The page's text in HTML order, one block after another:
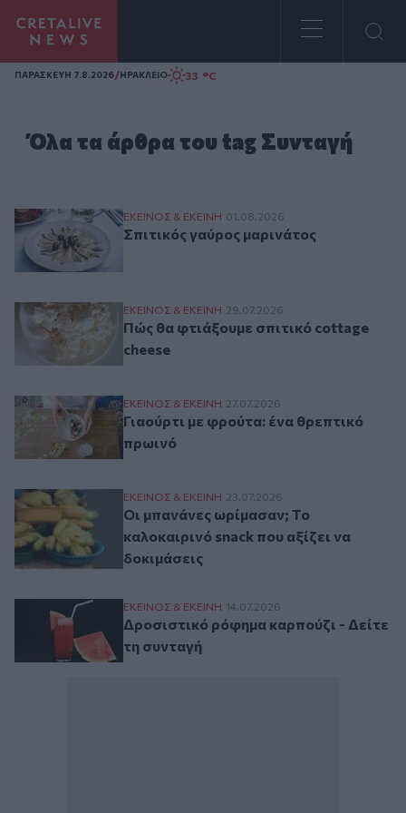
Homepage
ΠΑΡΑΣΚΕΥΗ 7.8.2026/ΗΡΑΚΛΕΙΟ 33 °C
Όλα τα άρθρα του tag Συνταγή
Σπιτικός γαύρος μαρινάτος
ΕΚΕΙΝΟΣ & ΕΚΕΙΝΗ 01.08.2026
Σπιτικός γαύρος μαρινάτος
Πώς θα φτιάξουμε σπιτικό cottage cheese
ΕΚΕΙΝΟΣ & ΕΚΕΙΝΗ 29.07.2026
Πώς θα φτιάξουμε σπιτικό cottage
cheese
Γιαούρτι με φρούτα: ένα θρεπτικό πρωινό
ΕΚΕΙΝΟΣ & ΕΚΕΙΝΗ 27.07.2026
Γιαούρτι με φρούτα: ένα θρεπτικό
πρωινό
Οι μπανάνες ωρίμασαν; Το καλοκαιρινό
ΕΚΕΙΝΟΣ & ΕΚΕΙΝΗ 23.07.2026
Οι μπανάνες ωρίμασαν; Το
καλοκαιρινό snack που αξίζει να
δοκιμάσεις
Δροσιστικό ρόφημα καρπούζι - Δείτε τη
ΕΚΕΙΝΟΣ & ΕΚΕΙΝΗ 14.07.2026
Δροσιστικό ρόφημα καρπούζι - Δείτε
τη συνταγή